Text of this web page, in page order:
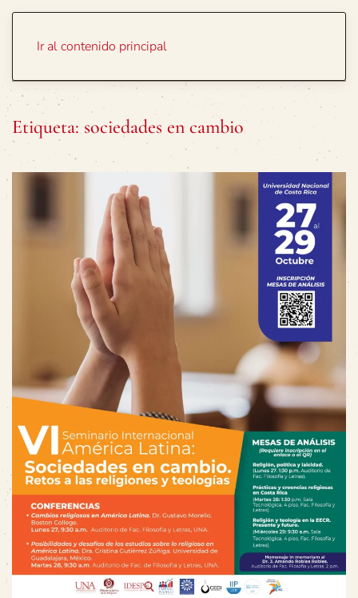
Ir al contenido principal
Etiqueta: sociedades en cambio